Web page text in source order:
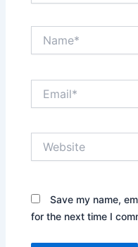
Save my name,
for the next time I